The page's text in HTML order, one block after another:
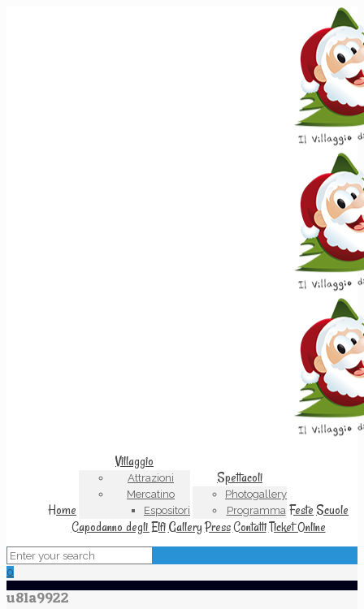
Home
Villaggio
Attrazioni
Mercatino
Espositori
Spettacoli
Photogallery
Programma FesteScuole
Capodanno degli Elfi GalleryPressContattiTicket Online
0
u81a9922